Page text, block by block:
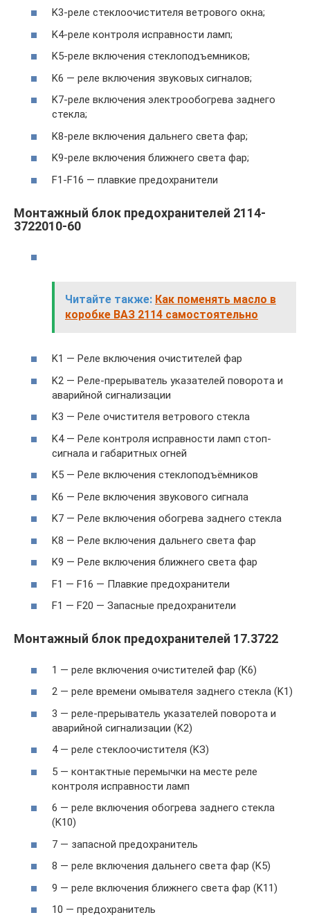
K3-реле стеклоочистителя ветрового окна;
K4-реле контроля исправности ламп;
K5-реле включения стеклоподъемников;
K6 — реле включения звуковых сигналов;
K7-реле включения электрообогрева заднего
стекла;
K8-реле включения дальнего света фар;
K9-реле включения ближнего света фар;
F1-F16 — плавкие предохранители
Монтажный блок предохранителей 2114-
3722010-60
Читайте также: Как поменять масло в
коробке ВАЗ 2114 самостоятельно
K1 — Реле включения очистителей фар
K2 — Реле-прерыватель указателей поворота и
аварийной сигнализации
K3 — Реле очистителя ветрового стекла
K4 — Реле контроля исправности ламп стоп-
сигнала и габаритных огней
K5 — Реле включения стеклоподъёмников
K6 — Реле включения звукового сигнала
K7 — Реле включения обогрева заднего стекла
K8 — Реле включения дальнего света фар
K9 — Реле включения ближнего света фар
F1 — F16 — Плавкие предохранители
F1 — F20 — Запасные предохранители
Монтажный блок предохранителей 17.3722
1 — реле включения очистителей фар (K6)
2 — реле времени омывателя заднего стекла (K1)
3 — реле-прерыватель указателей поворота и
аварийной сигнализации (K2)
4 — реле стеклоочистителя (KЗ)
5 — контактные перемычки на месте реле
контроля исправности ламп
6 — реле включения обогрева заднего стекла
(K10)
7 — запасной предохранитель
8 — реле включения дальнего света фар (K5)
9 — реле включения ближнего света фар (K11)
10 — предохранитель